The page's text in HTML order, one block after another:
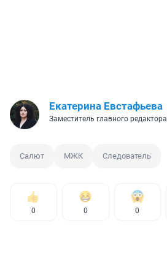
Екатерина Евстафьева
Заместитель главного редактора
Салют МЖК Следователь
0 0 0